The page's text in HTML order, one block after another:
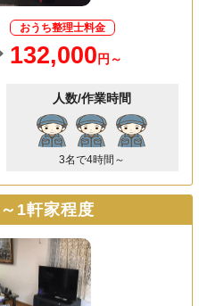
おうち整理士料金
132,000 円～
人数/作業時間
3名で4時間～
1軒家程度